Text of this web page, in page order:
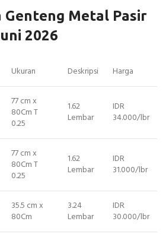
Metal Pasir
2026
Ukuran Deskripsi Harga
77 cm x
80Cm T
0.25
1.62
Lembar
IDR
34.000/lbr
77 cm x
80Cm T
0.25
1.62
Lembar
IDR
31.000/lbr
35.5 cm x
80Cm
3.24
Lembar
IDR
30.000/lbr